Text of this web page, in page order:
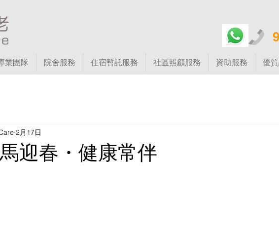
業團隊 院舍服務 住宿暫託服務 社區照顧服務 資助服務 優
迎春・健康常伴
2月17日